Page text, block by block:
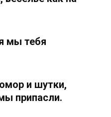
мы тебя
и шутки,
припасли.